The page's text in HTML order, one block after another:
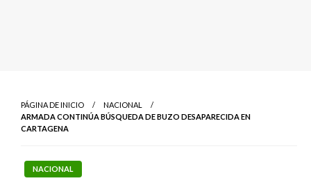
PÁGINA DE INICIO
NACIONAL
ARMADA CONTINÚA BÚSQUEDA DE BUZO DESAPARECIDA EN
CARTAGENA
NACIONAL